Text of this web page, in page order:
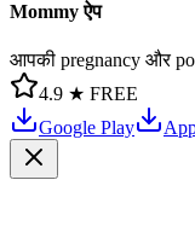
Mommy ऐप
आपकी pregnancy और
4.9 ★ FREE
Google Play